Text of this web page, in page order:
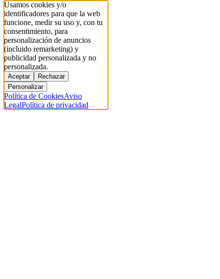
Usamos cookies y/o
identificadores para que la web
funcione, medir su uso y, con tu
consentimiento, para
personalización de anuncios
(incluido remarketing) y
publicidad personalizada y no
personalizada.
Aceptar
Rechazar
Personalizar
Política de CookiesAviso
LegalPolítica de privacidad